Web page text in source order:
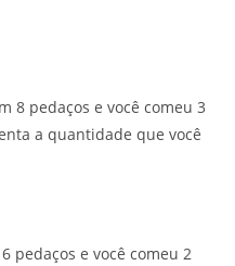
8 pedaços e você comeu 3
a quantidade que você
pedaços e você comeu 2